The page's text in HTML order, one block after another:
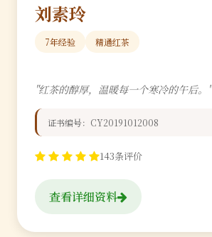
刘素玲
7年经验 精通红茶
"红茶的醇厚，温暖每一个寒冷的午后。"
证书编号：CY20191012008
143条评价
查看详细资料